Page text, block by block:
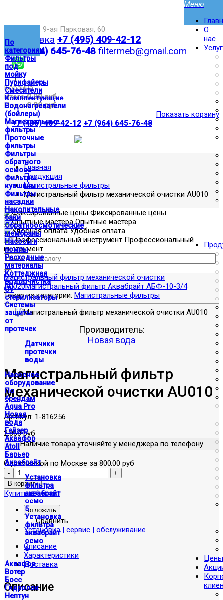
По
категориям
Фильтры
под
мойку
Пурифайеры
Смесители
Комплектующие
Водонагреватели
(бойлеры)
Магистральные
фильтры
Проточные
фильтры
Фильтры
обратного
осмоса
Фильтры
кувшины
Фильтры
насадки
Накопительные
баки
Обратноосмотические
мембраны
Насосы и
помпы
Расходные
материалы
Коттеджная
водоочистка
UV
стерилизаторы
Системы
защиты
от
протечек
Датчики
протечки
воды
Насосное
оборудование
По
брендам
Aqua Pro
Новая
вода
Гейзер
Аквафор
Atoll
Барьер
Аквабрайт
Установка
фильтра
аквабрайт
осмо
5
Установка
фильтра
аквабрайт
осмо
6
Аквафор
Вотер
Босс
Гидролок
Нептун
Москва,ул. 9-ая Парковая, 60
Доставка +7 (495) 409-42-12
+7 (964) 645-76-48 filtermeb@gmail.com
|
Корзина:
Итого0.00 руб
Итого0.00 руб
Показать корзину
| +7 (495) 409-42-12 +7 (964) 645-76-48
О
нас
Цены
Главная
Продукция
Магистральные фильтры
Магистральный фильтр механической очистки AU010
Фиксированные цены
Опытные мастера
Удобная оплата
Профессиональный
инструмент
Магистральный фильтр механической очистки
AU020Магистральный фильтр Аквабрайт АБФ-10-3/4
Товар из категории: Магистральные фильтры
Производитель:
Новая вода
Магистральный фильтр
механической очистки AU010
Артикул: 1-816256
2,060 руб
Наличие товара уточняйте у менеджера по телефону
С доставкой по Москве за 800.00 руб
Купить в 1 клик
отложить
Сравнить
Установка | сервис | обслуживание
Описание
Характеристики
Доставка
Описание